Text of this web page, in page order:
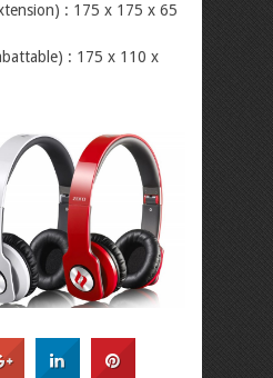
: 175 x 175 x 65
: 175 x 110 x